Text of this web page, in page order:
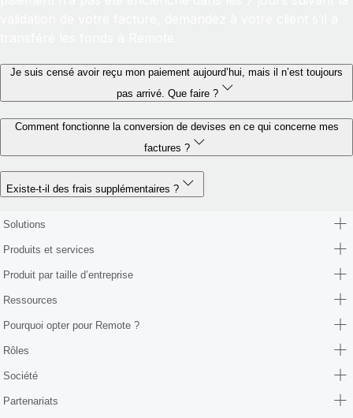
Je suis censé avoir reçu mon paiement aujourd’hui, mais il n’est toujours
pas arrivé. Que faire ?
Comment fonctionne la conversion de devises en ce qui concerne mes
factures ?
Existe-t-il des frais supplémentaires ?
Solutions
Produits et services
Produit par taille d’entreprise
Ressources
Pourquoi opter pour Remote ?
Rôles
Société
Partenariats